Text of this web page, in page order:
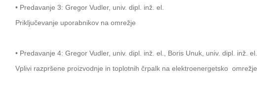
• Predavanje 3: Gregor Vudler, univ. dipl. inž. el.
Priključevanje uporabnikov na omrežje
• Predavanje 4: Gregor Vudler, univ. dipl. inž. el., Boris Unuk, univ. dipl. inž. el.
Vplivi razpršene proizvodnje in toplotnih črpalk na elektroenergetsko omrežje